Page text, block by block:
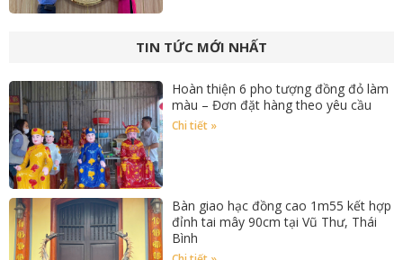
TIN TỨC MỚI NHẤT
Hoàn thiện 6 pho tượng đồng đỏ làm
màu – Đơn đặt hàng theo yêu cầu
Chi tiết »
Bàn giao hạc đồng cao 1m55 kết hợp
đỉnh tai mây 90cm tại Vũ Thư, Thái
Bình